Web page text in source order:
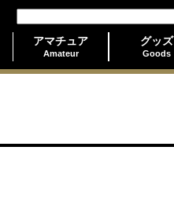
アマチュア
Amateur
グッズ
Goods